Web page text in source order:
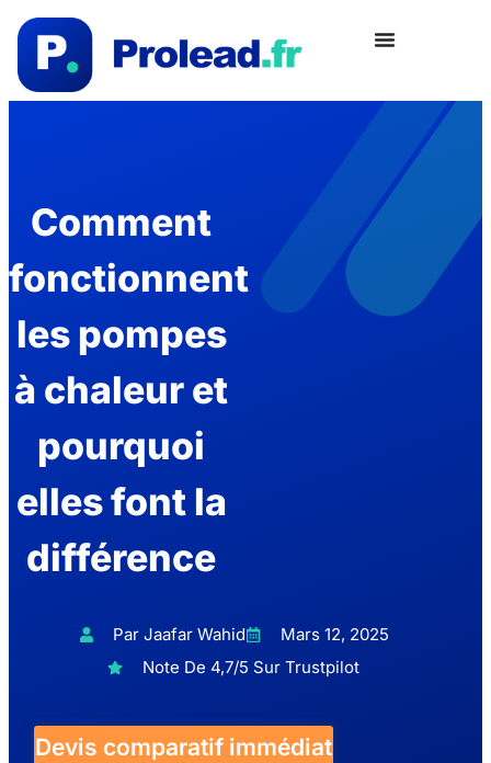
Comment
fonctionnent
les pompes
à chaleur et
pourquoi
elles font la
différence
Par Jaafar Wahid
Mars 12, 2025
Note De 4,7/5 Sur Trustpilot
Devis comparatif immédiat